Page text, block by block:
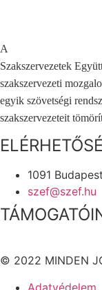
A
Szakszervezetek
szakszervezeti
egyik szövetségi
szakszervezeteit
1091
szef@szef.hu
© 2022 MINDEN
Adatvédelem